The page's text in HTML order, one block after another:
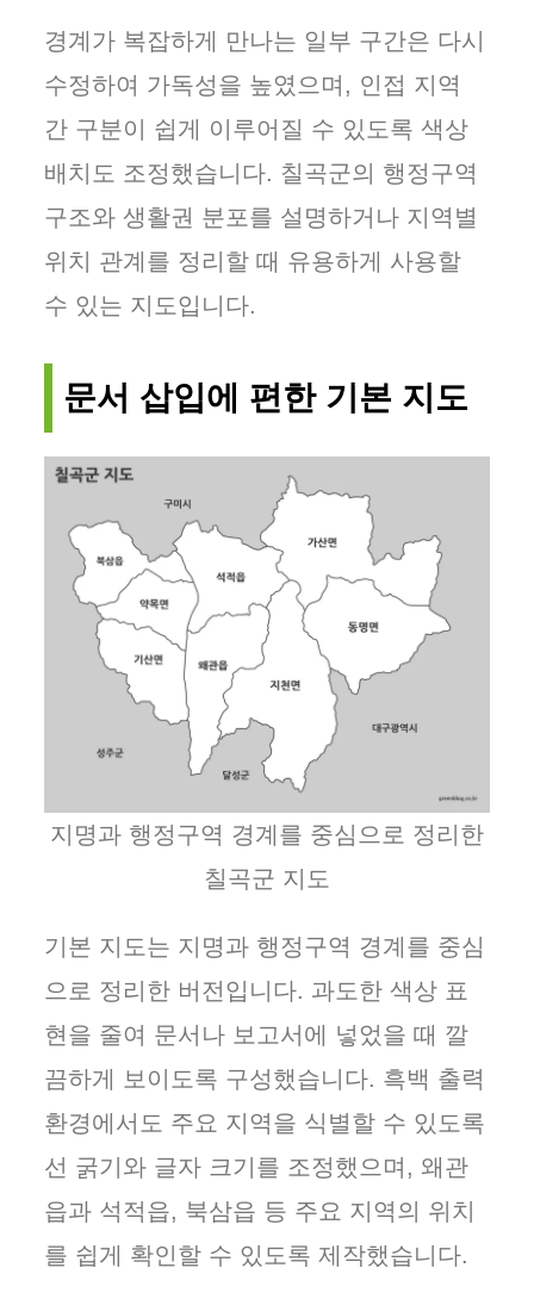
경계가 복잡하게 만나는 일부 구간은 다시
수정하여 가독성을 높였으며, 인접 지역
간 구분이 쉽게 이루어질 수 있도록 색상
배치도 조정했습니다. 칠곡군의 행정구역
구조와 생활권 분포를 설명하거나 지역별
위치 관계를 정리할 때 유용하게 사용할
수 있는 지도입니다.
문서 삽입에 편한 기본 지도
지명과 행정구역 경계를 중심으로 정리한
칠곡군 지도
기본 지도는 지명과 행정구역 경계를 중심
으로 정리한 버전입니다. 과도한 색상 표
현을 줄여 문서나 보고서에 넣었을 때 깔
끔하게 보이도록 구성했습니다. 흑백 출력
환경에서도 주요 지역을 식별할 수 있도록
선 굵기와 글자 크기를 조정했으며, 왜관
읍과 석적읍, 북삼읍 등 주요 지역의 위치
를 쉽게 확인할 수 있도록 제작했습니다.